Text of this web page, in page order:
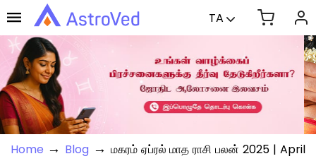
TA
Home → Blog → மகரம் ஏப்ரல் மாத ராசி பலன் 2025 | April